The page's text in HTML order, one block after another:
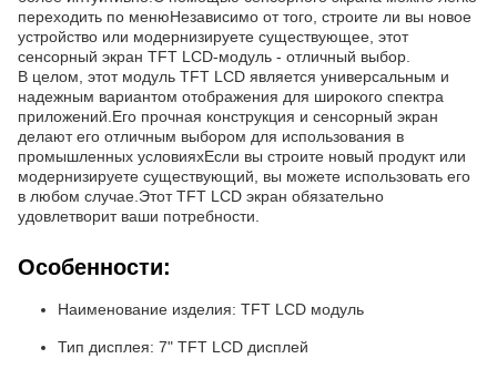
переходить по менюНезависимо от того, строите ли вы новое
устройство или модернизируете существующее, этот
сенсорный экран TFT LCD-модуль - отличный выбор.
В целом, этот модуль TFT LCD является универсальным и
надежным вариантом отображения для широкого спектра
приложений.Его прочная конструкция и сенсорный экран
делают его отличным выбором для использования в
промышленных условияхЕсли вы строите новый продукт или
модернизируете существующий, вы можете использовать его
в любом случае.Этот TFT LCD экран обязательно
удовлетворит ваши потребности.
Особенности:
Наименование изделия: TFT LCD модуль
Тип дисплея: 7" TFT LCD дисплей